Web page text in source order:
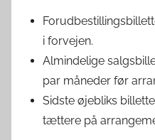
i forvejen.
Almindelige
par måneder før
Sidste øjebliks
tættere på